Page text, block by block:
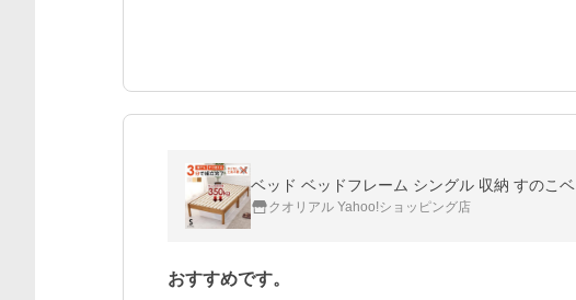
クオリアル Yahoo!ショッピング店
おすすめです。